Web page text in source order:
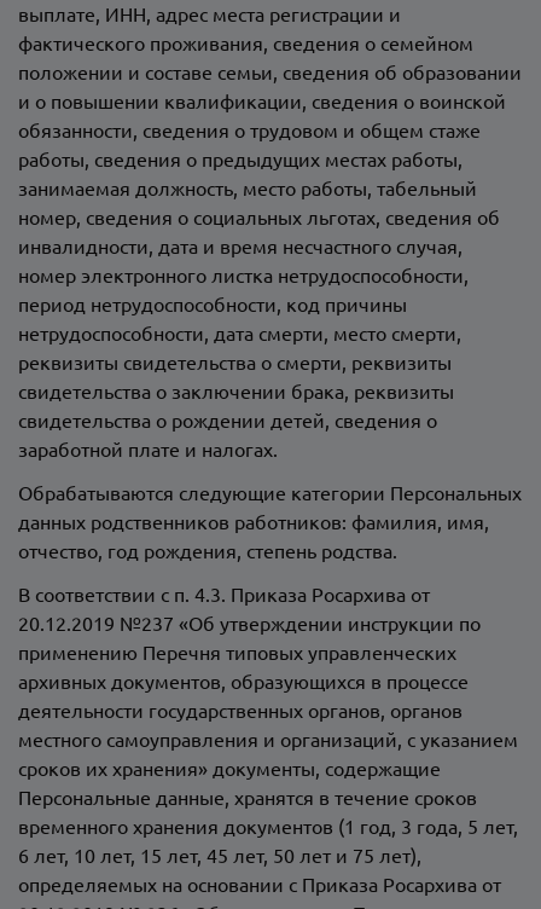
выплате, ИНН, адрес места регистрации и
фактического проживания, сведения о семейном
положении и составе семьи, сведения об образовании
и о повышении квалификации, сведения о воинской
обязанности, сведения о трудовом и общем стаже
работы, сведения о предыдущих местах работы,
занимаемая должность, место работы, табельный
номер, сведения о социальных льготах, сведения об
инвалидности, дата и время несчастного случая,
номер электронного листка нетрудоспособности,
период нетрудоспособности, код причины
нетрудоспособности, дата смерти, место смерти,
реквизиты свидетельства о смерти, реквизиты
свидетельства о заключении брака, реквизиты
свидетельства о рождении детей, сведения о
заработной плате и налогах.
Обрабатываются следующие категории Персональных
данных родственников работников: фамилия, имя,
отчество, год рождения, степень родства.
В соответствии с п. 4.3. Приказа Росархива от
20.12.2019 №237 «Об утверждении инструкции по
применению Перечня типовых управленческих
архивных документов, образующихся в процессе
деятельности государственных органов, органов
местного самоуправления и организаций, с указанием
сроков их хранения» документы, содержащие
Персональные данные, хранятся в течение сроков
временного хранения документов (1 год, 3 года, 5 лет,
6 лет, 10 лет, 15 лет, 45 лет, 50 лет и 75 лет),
определяемых на основании с Приказа Росархива от